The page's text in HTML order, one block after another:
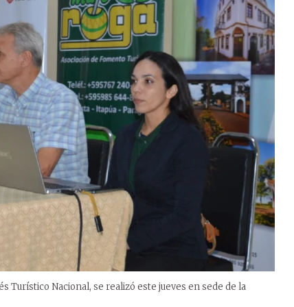
Turístico Nacional, se realizó este jueves en sede de la